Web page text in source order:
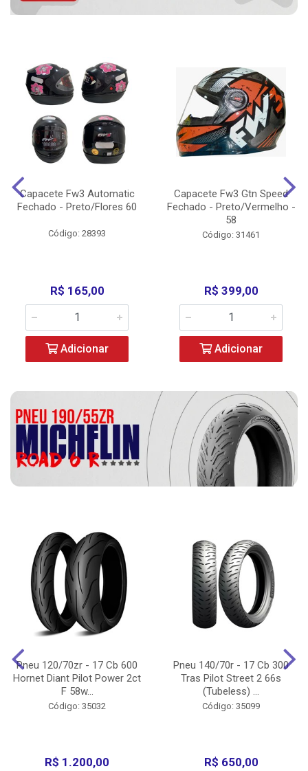
Capacete Fw3 Automatic
Fechado - Preto/Flores 60
Código: 28393
R$ 165,00
Adicionar
Capacete Fw3 Gtn Speed
Fechado - Preto/Vermelho -
58
Código: 31461
R$ 399,00
Adicionar
Pneu 120/70zr - 17 Cb 600
Hornet Diant Pilot Power 2ct
F 58w...
Código: 35032
R$ 1.200,00
Pneu 140/70r - 17 Cb 300
Tras Pilot Street 2 66s
(Tubeless) ...
Código: 35099
R$ 650,00